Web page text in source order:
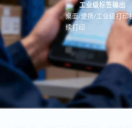
工业级标签输出
桌面/便携/工业级打印
续打印